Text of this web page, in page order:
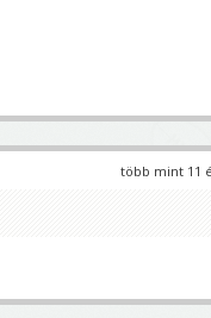
több mint 11